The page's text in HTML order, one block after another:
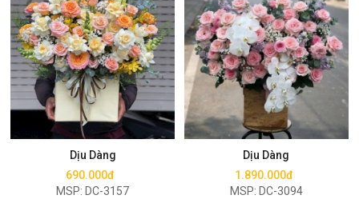
Dịu Dàng
690.000đ
MSP: DC-3157
Mua ngay
Dịu Dàng
1.890.000đ
MSP: DC-3094
Mua ngay